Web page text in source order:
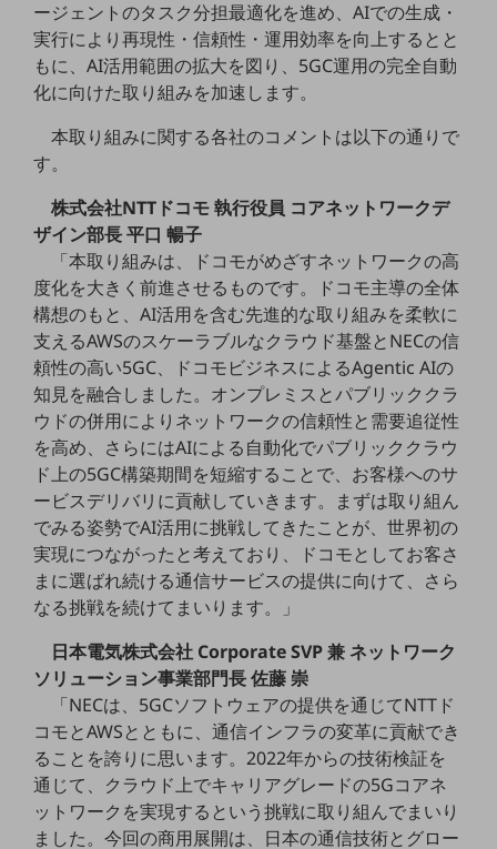
ビジネスお役立ち情報
旬な話題やお役立ち資料などDXの課題を
解決するヒントをお届けする記事サイト
新着記事
お役立ち資料ダウンロード
トレンド記事特集
IT用語集
中堅中小企業向け
サービス・ソリューション
課題やニーズに合ったサービスをご紹介し、
中堅中小企業のビジネスをサポート！
お悩みから見つける
お悩みから見つけるTOP
ネットワーク
モバイル・音声
バックオフィス
リモート・ハイブリッドワーク
セキュリティ
その他のお悩みはこちら
業界から見つける
業界から見つけるTOP
小売・卸売業
建設業
地域産業
その他の業界はこちら
ージェントのタスク分担最適化を進め、AIでの生成・
実行により再現性・信頼性・運用効率を向上するとと
もに、AI活用範囲の拡大を図り、5GC運用の完全自動
化に向けた取り組みを加速します。
本取り組みに関する各社のコメントは以下の通りで
す。
株式会社NTTドコモ 執行役員 コアネットワークデ
ザイン部長 平口 暢子
「本取り組みは、ドコモがめざすネットワークの高
度化を大きく前進させるものです。ドコモ主導の全体
構想のもと、AI活用を含む先進的な取り組みを柔軟に
支えるAWSのスケーラブルなクラウド基盤とNECの信
頼性の高い5GC、ドコモビジネスによるAgentic AIの
知見を融合しました。オンプレミスとパブリッククラ
ウドの併用によりネットワークの信頼性と需要追従性
を高め、さらにはAIによる自動化でパブリッククラウ
ド上の5GC構築期間を短縮することで、お客様へのサ
ービスデリバリに貢献していきます。まずは取り組ん
でみる姿勢でAI活用に挑戦してきたことが、世界初の
実現につながったと考えており、ドコモとしてお客さ
まに選ばれ続ける通信サービスの提供に向けて、さら
なる挑戦を続けてまいります。」
日本電気株式会社 Corporate SVP 兼 ネットワーク
ソリューション事業部門長 佐藤 崇
「NECは、5GCソフトウェアの提供を通じてNTTド
コモとAWSとともに、通信インフラの変革に貢献でき
ることを誇りに思います。2022年からの技術検証を
通じて、クラウド上でキャリアグレードの5Gコアネ
ットワークを実現するという挑戦に取り組んでまいり
ました。今回の商用展開は、日本の通信技術とグロー